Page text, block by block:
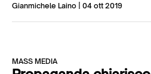
Gianmichele Laino | 04 ott 2019
MASS MEDIA